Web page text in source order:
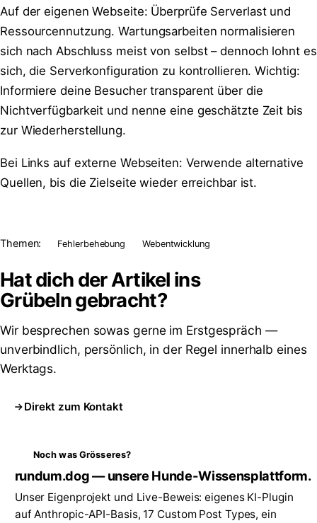
Auf der eigenen Webseite: Überprüfe Serverlast und
Ressourcennutzung. Wartungsarbeiten normalisieren
sich nach Abschluss meist von selbst – dennoch lohnt es
sich, die Serverkonfiguration zu kontrollieren. Wichtig:
Informiere deine Besucher transparent über die
Nichtverfügbarkeit und nenne eine geschätzte Zeit bis
zur Wiederherstellung.
Bei Links auf externe Webseiten: Verwende alternative
Quellen, bis die Zielseite wieder erreichbar ist.
Themen: Fehlerbehebung Webentwicklung
Hat dich der Artikel ins
Grübelngebracht?
Wir besprechen sowas gerne im Erstgespräch —
unverbindlich, persönlich, in der Regel innerhalb eines
Werktags.
Direkt zum Kontakt
Noch was Grösseres?
rundum.dog — unsere Hunde-Wissensplattform.
Unser Eigenprojekt und Live-Beweis: eigenes KI-Plugin
auf Anthropic-API-Basis, 17 Custom Post Types, ein